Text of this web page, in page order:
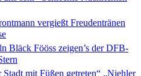
vergießt Freudentränen
Bläck Fööss zeigen’s der DFB-
mit Füßen getreten“ „Niehler